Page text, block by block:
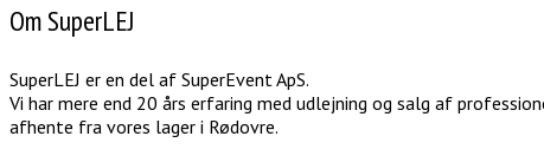
Om SuperLEJ
SuperLEJ er en del af SuperEvent ApS.
Vi har mere end 20 års erfaring med udlejning og salg af
afhente fra vores lager i Rødovre.